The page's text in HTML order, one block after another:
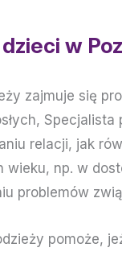
w
zajmuje się
relacji, jak
np. w
problemów
pomoże,